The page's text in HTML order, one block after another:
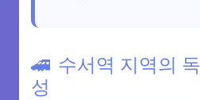
수서역 지역의
성